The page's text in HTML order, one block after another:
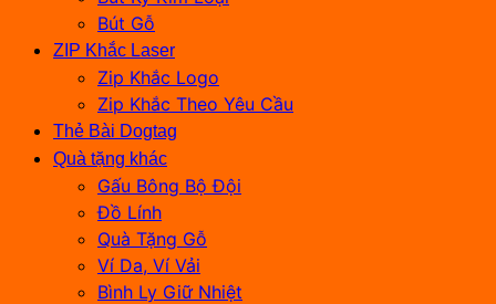
Bút Gỗ
ZIP Khắc Laser
Zip Khắc Logo
Zip Khắc Theo Yêu Cầu
Thẻ Bài Dogtag
Quà tặng khác
Gấu Bông Bộ Đội
Đồ Lính
Quà Tặng Gỗ
Ví Da, Ví Vải
Bình Ly Giữ Nhiệt